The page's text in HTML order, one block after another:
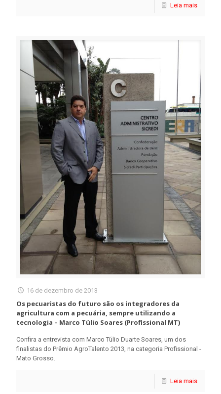
Leia mais
16 de dezembro de 2013
Os pecuaristas do futuro são os integradores da
agricultura com a pecuária, sempre utilizando a
tecnologia – Marco Túlio Soares (Profissional MT)
Confira a entrevista com Marco Túlio Duarte Soares, um dos
finalistas do Prêmio AgroTalento 2013, na categoria Profissional -
Mato Grosso.
Leia mais